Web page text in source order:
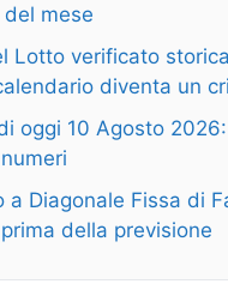
mese
Lotto verificato
diventa un
oggi 10 Agosto
a Diagonale Fissa di
della previsione